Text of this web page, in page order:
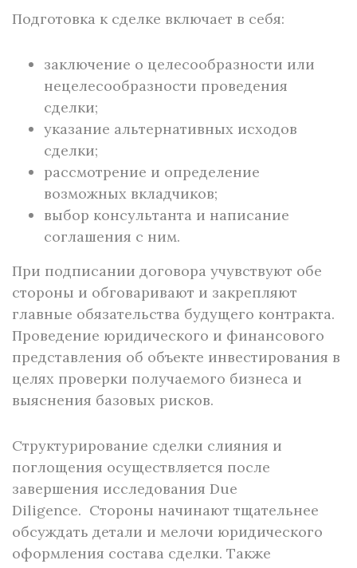
Подготовка к сделке включает в себя:
заключение о целесообразности или
нецелесообразности проведения
сделки;
указание альтернативных исходов
сделки;
рассмотрение и определение
возможных вкладчиков;
выбор консультанта и написание
соглашения с ним.
При подписании договора учувствуют обе
стороны и обговаривают и закрепляют
главные обязательства будущего контракта.
Проведение юридического и финансового
представления об объекте инвестирования в
целях проверки получаемого бизнеса и
выяснения базовых рисков.
Структурирование сделки слияния и
поглощения осуществляется после
завершения исследования Due
Diligence. Стороны начинают тщательнее
обсуждать детали и мелочи юридического
оформления состава сделки. Также